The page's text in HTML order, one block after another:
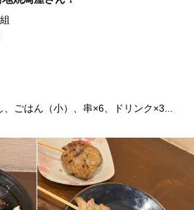
、ごはん（小）、串×6、ドリンク×3...